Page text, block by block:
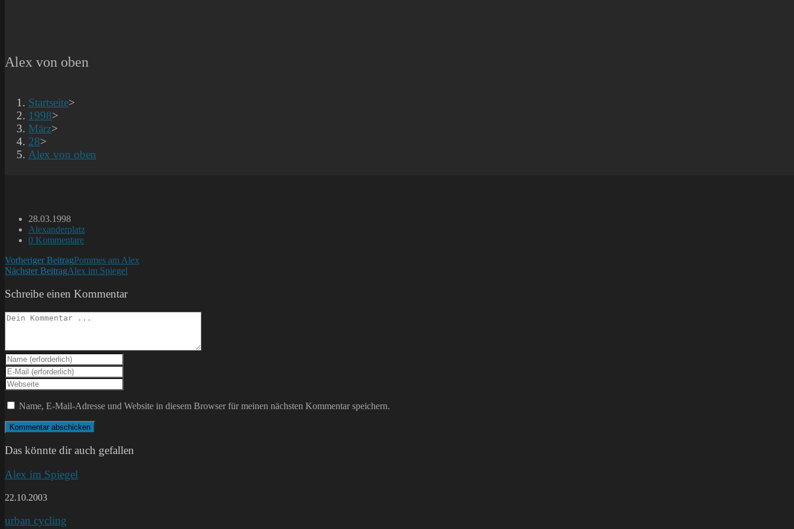
Alex von oben
Startseite>
1998>
März>
28>
Alex von oben
Beitrag
veröffentlicht:
28.03.1998
Beitrags-
Kategorie:
Alexanderplatz
Beitrags-
0 Kommentare
Weitere
Artikel
ansehen
Vorheriger BeitragPommes am Alex
Nächster BeitragAlex im Spiegel
Schreibe einen Kommentar
Kommentieren
Gib
deinen
Namen
oder
Benutzernamen
zum
Kommentieren
ein
Gib
deine
E-
Mail-
Adresse
zum
Kommentieren
ein
Gib
deine
Website-
ein
(optional)
Name, E-Mail-Adresse und Website in diesem Browser für meinen nächsten Kommentar speichern.
Das könnte dir auch gefallen
Alex im Spiegel
22.10.2003
urban cycling